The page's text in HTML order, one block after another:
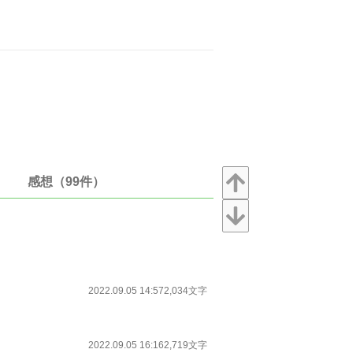
感想（99件）
2022.09.05 14:572,034文字
2022.09.05 16:162,719文字